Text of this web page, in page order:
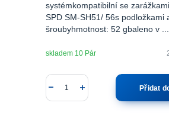
systémkompatibilní se
SPD SM-SH51/ 56s podložkami
šroubyhmotnost: 52 gbaleno v ...
skladem 10 Pár
Přidat